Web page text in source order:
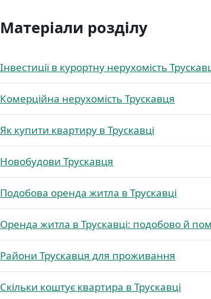
Матеріали розділу
Інвестиції в курортну нерухомість
Комерційна нерухомість Трускавця
Як купити квартиру в Трускавці
Новобудови Трускавця
Подобова оренда житла в Трускавці
Оренда житла в Трускавці: подобово й
Райони Трускавця для проживання
Скільки коштує квартира в Трускавці